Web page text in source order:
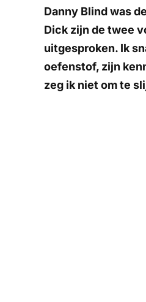
Danny Blind was
Dick zijn de twee
uitgesproken. Ik
oefenstof, zijn
zeg ik niet om te